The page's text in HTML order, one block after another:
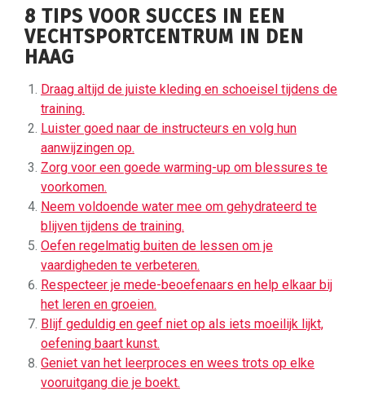
8 TIPS VOOR SUCCES IN EEN
VECHTSPORTCENTRUM IN DEN
HAAG
Draag altijd de juiste kleding en schoeisel tijdens de
training.
Luister goed naar de instructeurs en volg hun
aanwijzingen op.
Zorg voor een goede warming-up om blessures te
voorkomen.
Neem voldoende water mee om gehydrateerd te
blijven tijdens de training.
Oefen regelmatig buiten de lessen om je
vaardigheden te verbeteren.
Respecteer je mede-beoefenaars en help elkaar bij
het leren en groeien.
Blijf geduldig en geef niet op als iets moeilijk lijkt,
oefening baart kunst.
Geniet van het leerproces en wees trots op elke
vooruitgang die je boekt.